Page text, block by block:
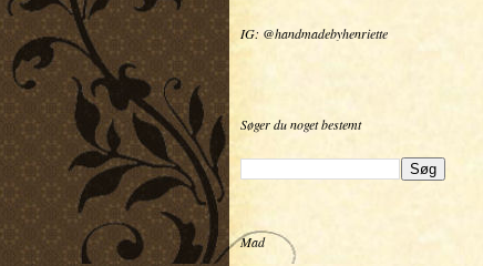
IG: @handmadebyhenriette
Søger du noget bestemt
Mad